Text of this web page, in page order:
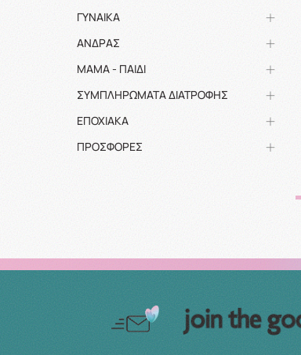
ΓΥΝΑΙΚΑ
ΑΝΔΡΑΣ
ΜΑΜΑ - ΠΑΙΔΙ
ΣΥΜΠΛΗΡΩΜΑΤΑ ΔΙΑΤΡΟΦΗΣ
ΕΠΟΧΙΑΚΑ
ΠΡΟΣΦΟΡΕΣ